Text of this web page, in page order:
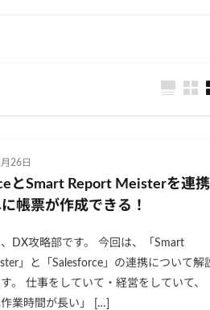
26日
とSmart Report Meisterを連携
帳票が作成できる！
DX攻略部です。 今回は、「Smart
」と「Salesforce」の連携について解
。 仕事をしていて・経営をしていて、
作業時間が長い」 […]